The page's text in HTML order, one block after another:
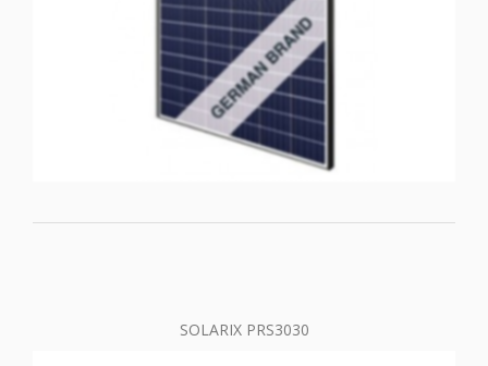
SOLARIX PRS3030